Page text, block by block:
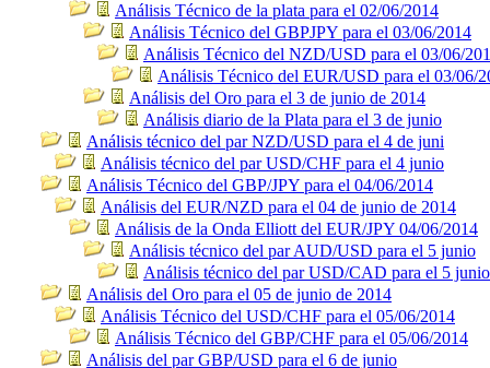
Análisis Técnico de la plata para el 02/06/2014
Análisis Técnico del GBPJPY para el 03/06/2014
Análisis Técnico del NZD/USD para el 03/06/
Análisis Técnico del EUR/USD para el 03/06/
Análisis del Oro para el 3 de junio de 2014
Análisis diario de la Plata para el 3 de junio
Análisis técnico del par NZD/USD para el 4 de juni
Análisis técnico del par USD/CHF para el 4 junio
Análisis Técnico del GBP/JPY para el 04/06/2014
Análisis del EUR/NZD para el 04 de junio de 2014
Análisis de la Onda Elliott del EUR/JPY 04/06/2014
Análisis técnico del par AUD/USD para el 5 junio
Análisis técnico del par USD/CAD para el 5 junio
Análisis del Oro para el 05 de junio de 2014
Análisis Técnico del USD/CHF para el 05/06/2014
Análisis Técnico del GBP/CHF para el 05/06/2014
Análisis del par GBP/USD para el 6 de junio